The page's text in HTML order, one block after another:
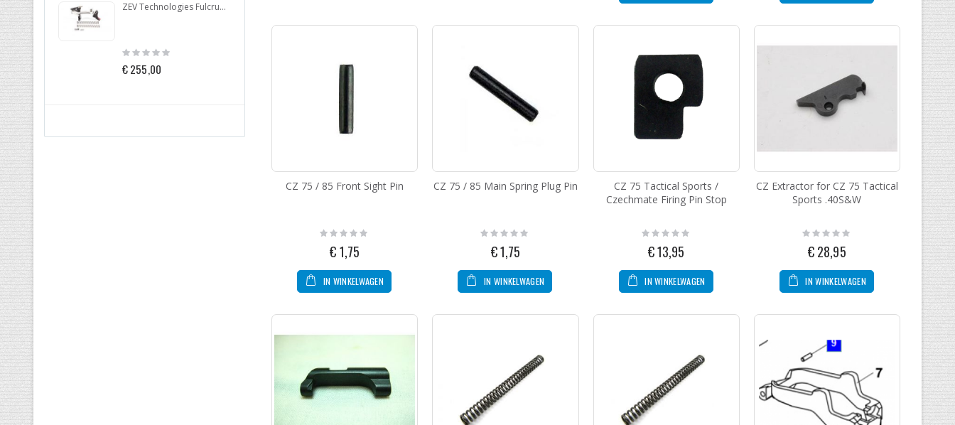
CZ 75 / 85 Front Sight Pin
Rating:
0%
€ 1,75
IN WINKELWAGEN
CZ 75 / 85 Main Spring Plug Pin
Rating:
0%
€ 1,75
IN WINKELWAGEN
CZ 75 Tactical Sports /
Czechmate Firing Pin Stop
Rating:
0%
€ 13,95
IN WINKELWAGEN
CZ Extractor for CZ 75 Tactical
Sports .40S&W
Rating:
0%
€ 28,95
IN WINKELWAGEN
ZEV Technologies Fulcrum Drop In Trigger Kit Glock .40 GEN 4
Rating:
0%
€ 255,00